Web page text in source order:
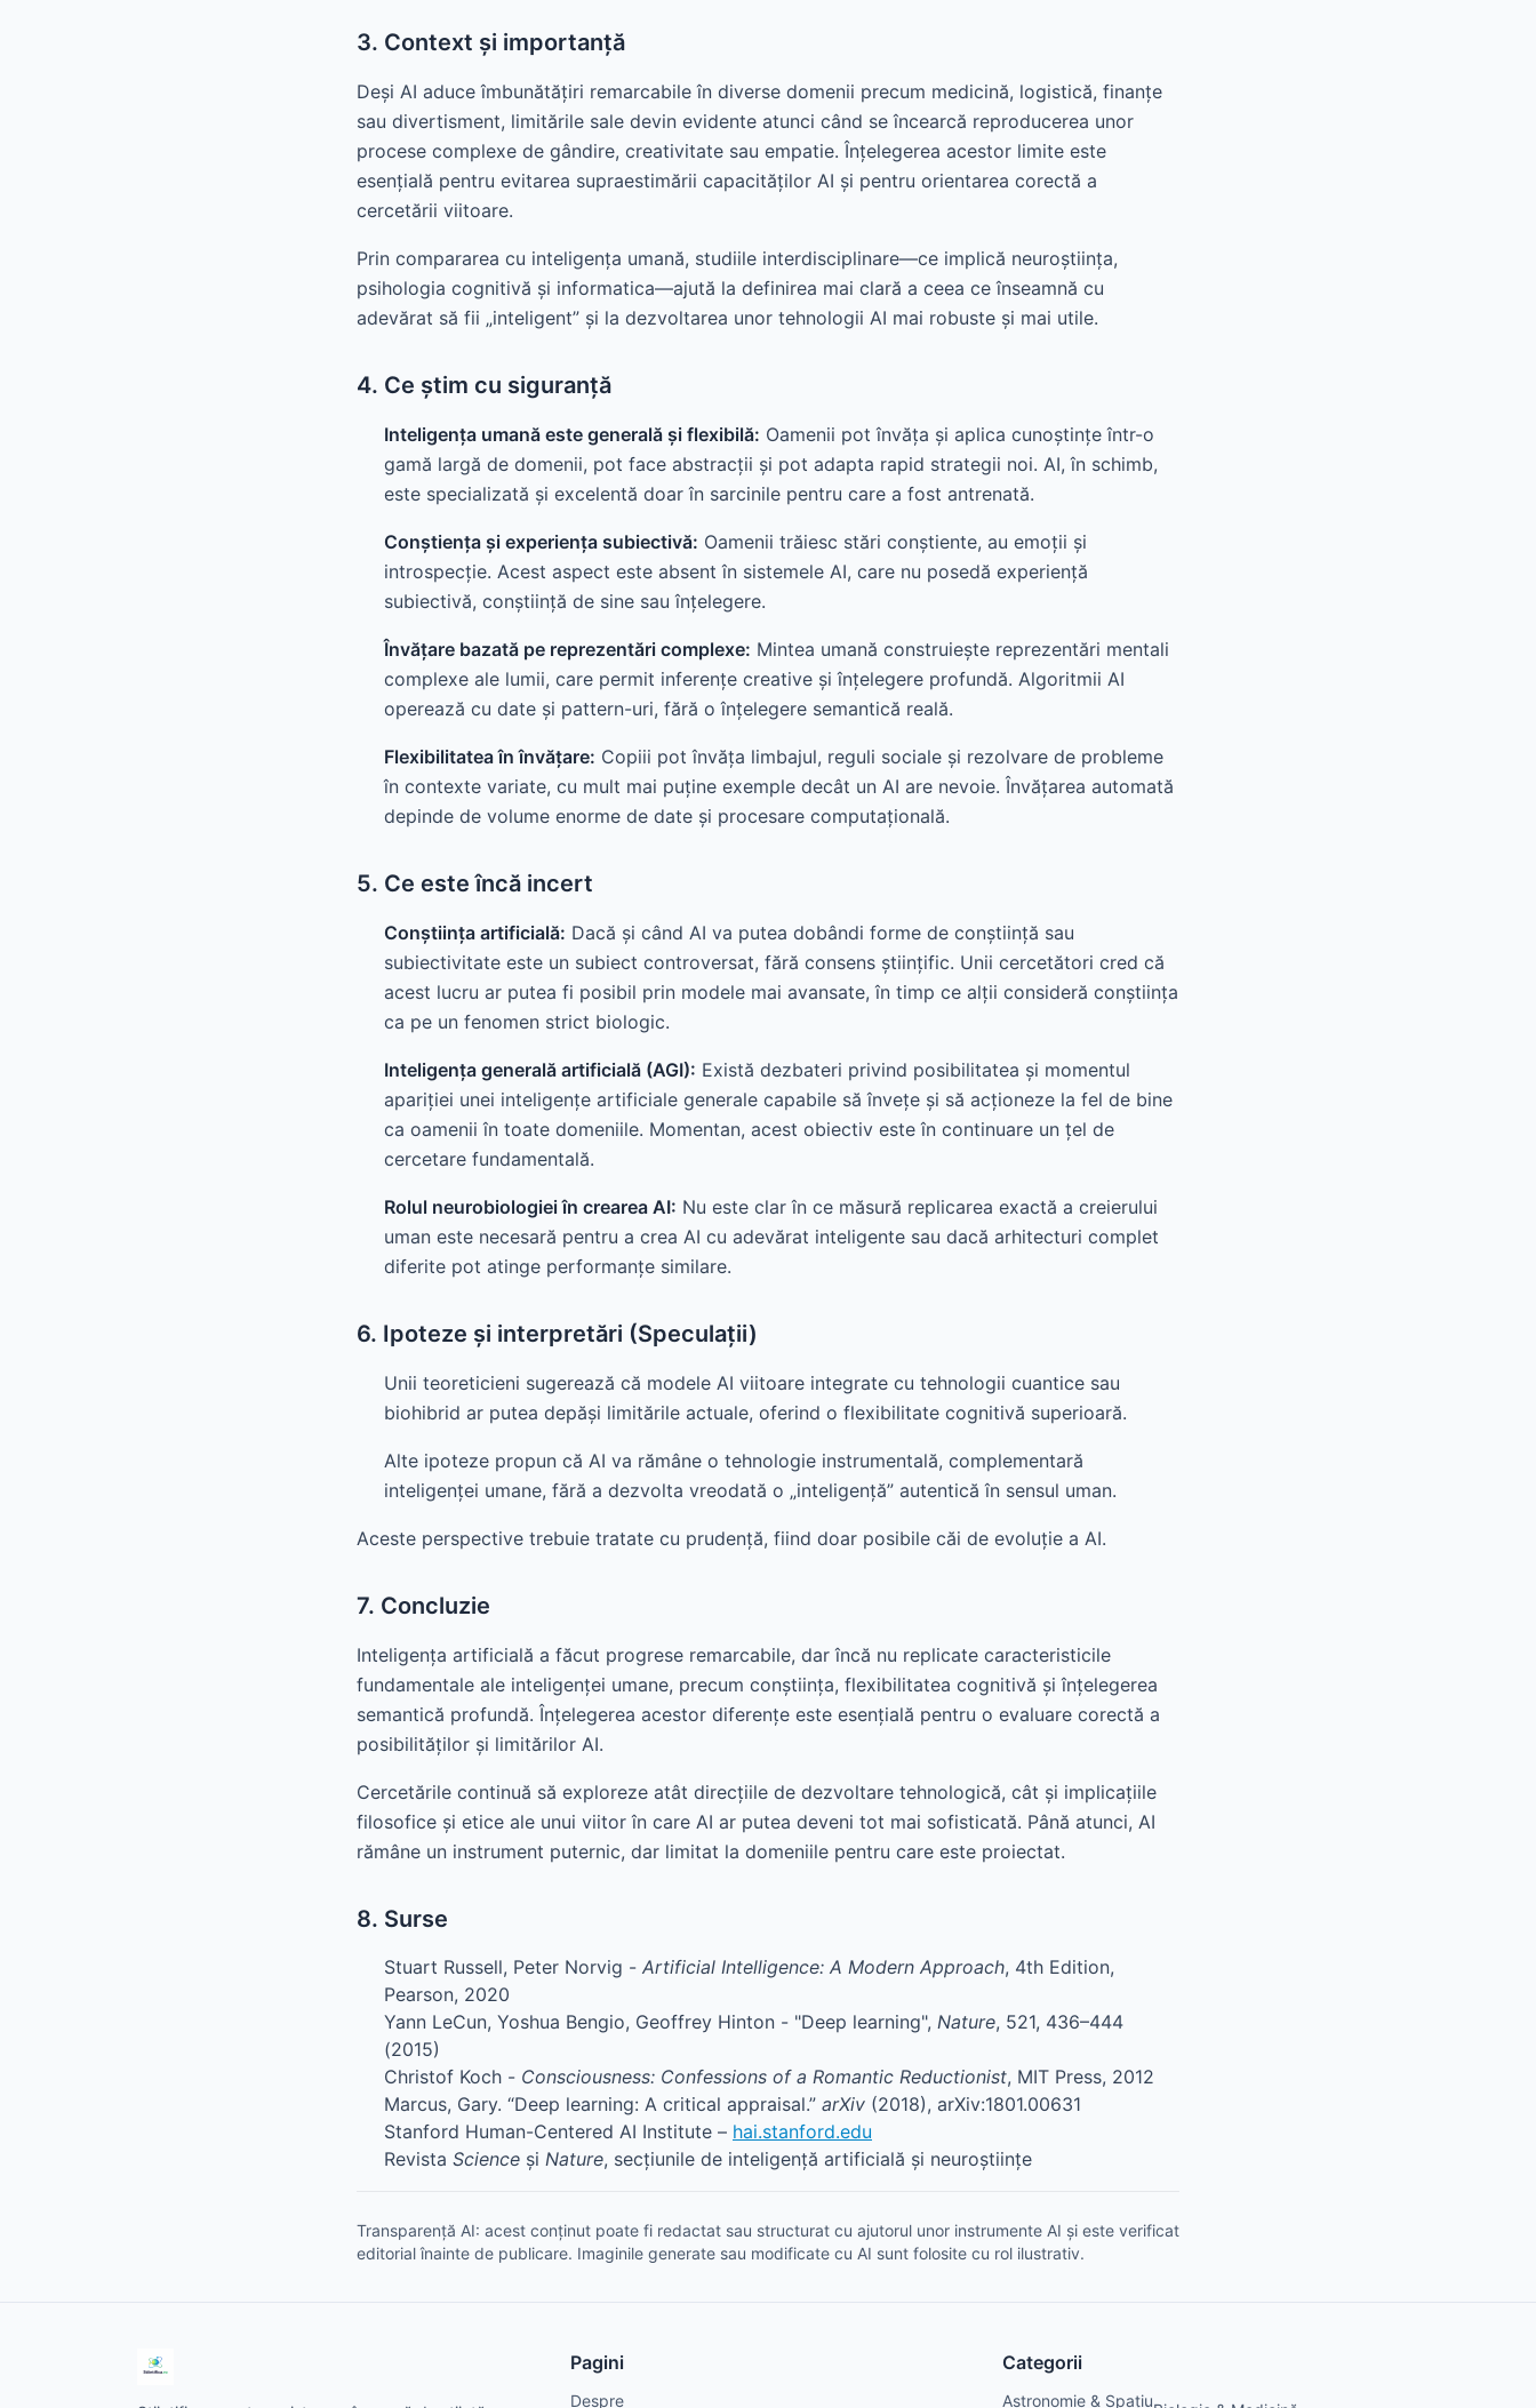
3. Context și importanță
Deși AI aduce îmbunătățiri remarcabile în diverse domenii precum medicină, logistică, finanțe
sau divertisment, limitările sale devin evidente atunci când se încearcă reproducerea unor
procese complexe de gândire, creativitate sau empatie. Înțelegerea acestor limite este
esențială pentru evitarea supraestimării capacităților AI și pentru orientarea corectă a
cercetării viitoare.
Prin compararea cu inteligența umană, studiile interdisciplinare—ce implică neuroștiința,
psihologia cognitivă și informatica—ajută la definirea mai clară a ceea ce înseamnă cu
adevărat să fii „inteligent” și la dezvoltarea unor tehnologii AI mai robuste și mai utile.
4. Ce știm cu siguranță
Inteligența umană este generală și flexibilă: Oamenii pot învăța și aplica cunoștințe într-o
gamă largă de domenii, pot face abstracții și pot adapta rapid strategii noi. AI, în schimb,
este specializată și excelentă doar în sarcinile pentru care a fost antrenată.
Conștiența și experiența subiectivă: Oamenii trăiesc stări conștiente, au emoții și
introspecție. Acest aspect este absent în sistemele AI, care nu posedă experiență
subiectivă, conștiință de sine sau înțelegere.
Învățare bazată pe reprezentări complexe: Mintea umană construiește reprezentări mentali
complexe ale lumii, care permit inferențe creative și înțelegere profundă. Algoritmii AI
operează cu date și pattern-uri, fără o înțelegere semantică reală.
Flexibilitatea în învățare: Copiii pot învăța limbajul, reguli sociale și rezolvare de probleme
în contexte variate, cu mult mai puține exemple decât un AI are nevoie. Învățarea automată
depinde de volume enorme de date și procesare computațională.
5. Ce este încă incert
Conștiința artificială: Dacă și când AI va putea dobândi forme de conștiință sau
subiectivitate este un subiect controversat, fără consens științific. Unii cercetători cred că
acest lucru ar putea fi posibil prin modele mai avansate, în timp ce alții consideră conștiința
ca pe un fenomen strict biologic.
Inteligența generală artificială (AGI): Există dezbateri privind posibilitatea și momentul
apariției unei inteligențe artificiale generale capabile să învețe și să acționeze la fel de bine
ca oamenii în toate domeniile. Momentan, acest obiectiv este în continuare un țel de
cercetare fundamentală.
Rolul neurobiologiei în crearea AI: Nu este clar în ce măsură replicarea exactă a creierului
uman este necesară pentru a crea AI cu adevărat inteligente sau dacă arhitecturi complet
diferite pot atinge performanțe similare.
6. Ipoteze și interpretări (Speculații)
Unii teoreticieni sugerează că modele AI viitoare integrate cu tehnologii cuantice sau
biohibrid ar putea depăși limitările actuale, oferind o flexibilitate cognitivă superioară.
Alte ipoteze propun că AI va rămâne o tehnologie instrumentală, complementară
inteligenței umane, fără a dezvolta vreodată o „inteligență” autentică în sensul uman.
Aceste perspective trebuie tratate cu prudență, fiind doar posibile căi de evoluție a AI.
7. Concluzie
Inteligența artificială a făcut progrese remarcabile, dar încă nu replicate caracteristicile
fundamentale ale inteligenței umane, precum conștiința, flexibilitatea cognitivă și înțelegerea
semantică profundă. Înțelegerea acestor diferențe este esențială pentru o evaluare corectă a
posibilităților și limitărilor AI.
Cercetările continuă să exploreze atât direcțiile de dezvoltare tehnologică, cât și implicațiile
filosofice și etice ale unui viitor în care AI ar putea deveni tot mai sofisticată. Până atunci, AI
rămâne un instrument puternic, dar limitat la domeniile pentru care este proiectat.
8. Surse
Stuart Russell, Peter Norvig - Artificial Intelligence: A Modern Approach, 4th Edition,
Pearson, 2020
Yann LeCun, Yoshua Bengio, Geoffrey Hinton - "Deep learning", Nature, 521, 436–444
(2015)
Christof Koch - Consciousness: Confessions of a Romantic Reductionist, MIT Press, 2012
Marcus, Gary. “Deep learning: A critical appraisal.” arXiv (2018), arXiv:1801.00631
Stanford Human-Centered AI Institute – hai.stanford.edu
Revista Science și Nature, secțiunile de inteligență artificială și neuroștiințe
Transparență AI: acest conținut poate fi redactat sau structurat cu ajutorul unor instrumente AI și este verificat
editorial înainte de publicare. Imaginile generate sau modificate cu AI sunt folosite cu rol ilustrativ.
Pagini
Despre
Categorii
Astronomie & Spațiu